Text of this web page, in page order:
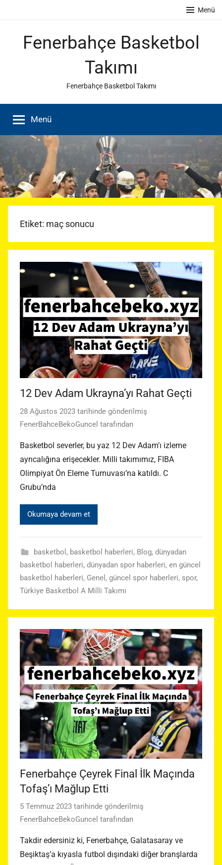
Menü
Fenerbahçe Basketbol
Takımı
Fenerbahçe Basketbol Takımı
Menü
Etiket: maç sonucu
12 Dev Adam Ukrayna’yı Rahat Geçti
28 Ağustos 2023 tarihinde gönderilmiş
FenerBahceBekoGuncel tarafından
Basketbol severler, bu yaz 12 Dev Adam’ı izleme
ayrıcalığına erişecekler. Milli takımımız, FIBA
Olimpiyat Ön Eleme Turnuvası’na katıldı. C
Grubu’nda
Okumaya devam et
basketbol , basketbol haberleri, Blog, dünyadan
basketbol haberleri, dünyadan spor haberleri, en güncel
basketbol haberleri, Genel , güncel spor haberleri, spor,
Türkiye Basketbol A Milli Takımı
Fenerbahçe Çeyrek Final İlk Maçında
Tofaş’ı Mağlup Etti
5 Temmuz 2023 tarihinde gönderilmiş
FenerBahceBekoGuncel tarafından
Takdir edersiniz ki, Fenerbahçe, Galatasaray ve
Beşiktaş’a kıyasla futbol dışındaki diğer branşlarda